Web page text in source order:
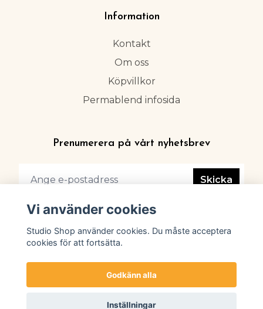
Information
Kontakt
Om oss
Köpvillkor
Permablend infosida
Prenumerera på vårt nyhetsbrev
Skicka
Vi använder cookies
Studio Shop använder cookies. Du måste acceptera
cookies för att fortsätta.
Godkänn alla
Inställningar